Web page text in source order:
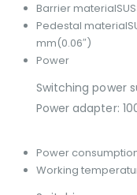
Barrier material
Pedestal material
mm(0.06″)
Power
Switching power
Power adapter:
Power
Working